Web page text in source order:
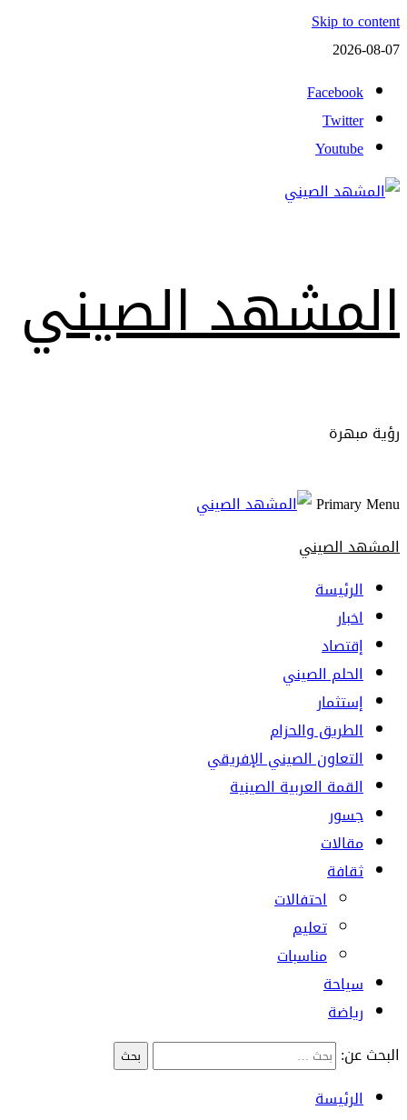
Skip to content
2026-08-07
Facebook
Twitter
Youtube
المشهد الصيني
رؤية مبهرة
Primary Menu
المشهد الصيني
الرئيسة
اخبار
إقتصاد
الحلم الصيني
إستثمار
الطريق والحزام
التعاون الصيني الإفريقي
القمة العربية الصينية
جسور
مقالات
ثقافة
احتفالات
تعليم
مناسبات
سياحة
رياضة
البحث عن:
الرئيسة